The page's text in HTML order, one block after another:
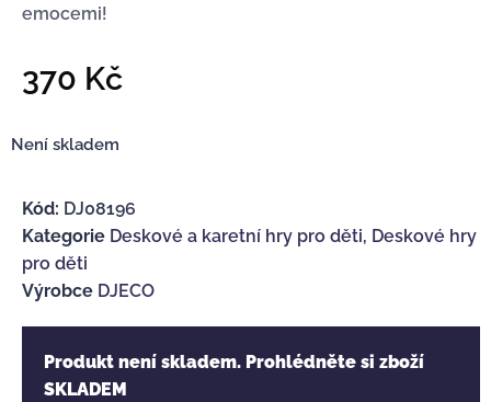
emocemi!
370 Kč
Není skladem
Kód: DJ08196
Kategorie Deskové a karetní hry pro děti, Deskové hry
pro děti
Výrobce DJECO
Produkt není skladem. Prohlédněte si zboží
SKLADEM